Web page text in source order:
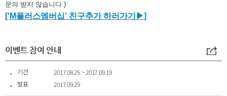
이벤트 참여 안내
기간
2017.08.25 ~ 2017.09.19
발표
2017.09.29